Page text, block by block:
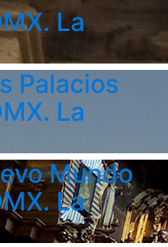
La
Palacios
La
Mundo
La